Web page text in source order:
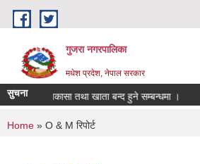
Skip to main content
गुजरा नगरपालिका
मधेश प्रदेश, नेपाल सरकार
सुचनानिकासा तथा खाता बन्द हुने सम्बन्धमा ।
You are here
Home » O & M रिपोर्ट